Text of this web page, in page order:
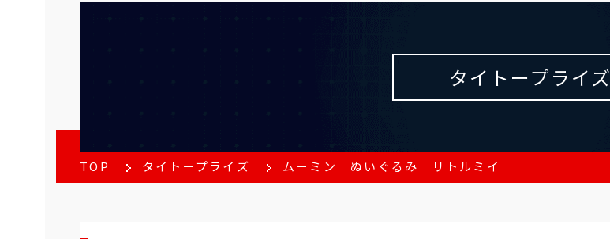
タイトープライズ
TOP タイトープライズ ムーミン ぬいぐるみ リトルミイ